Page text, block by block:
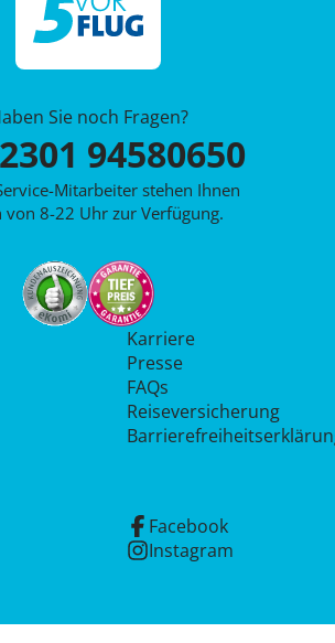
Sie noch Fragen?
94580650
Mitarbeiter stehen Ihnen
von 8-22 Uhr zur Verfügung.
Karriere
Presse
FAQs
Reiseversicherung
Facebook
Instagram